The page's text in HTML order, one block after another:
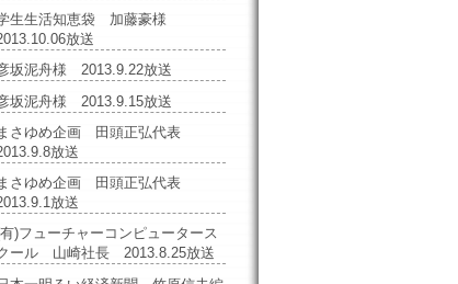
生生活知恵袋 加藤豪様
放送
坂泥舟様 2013.9.22放送
坂泥舟様 2013.9.15放送
まさゆめ企画 田頭正弘代表
放送
さゆめ企画 田頭正弘代表
放送
)フューチャーコンピュータース
ール 山崎社長 2013.8.25放送